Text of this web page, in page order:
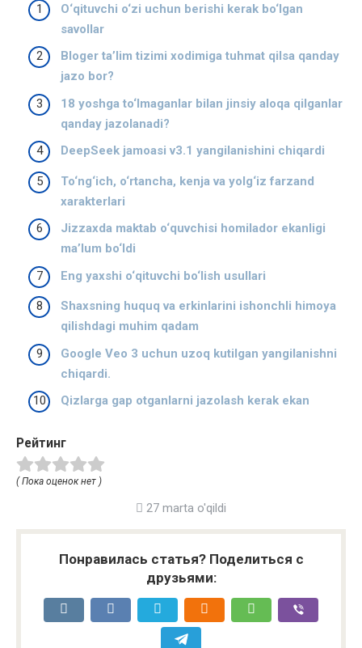
O‘qituvchi o‘zi uchun berishi kerak bo‘lgan
savollar
Bloger ta’lim tizimi xodimiga tuhmat qilsa qanday
jazo bor?
18 yoshga to‘lmaganlar bilan jinsiy aloqa qilganlar
qanday jazolanadi?
DeepSeek jamoasi v3.1 yangilanishini chiqardi
To‘ng‘ich, o‘rtancha, kenja va yolg‘iz farzand
xarakterlari
Jizzaxda maktab o‘quvchisi homilador ekanligi
ma’lum bo‘ldi
Eng yaxshi o‘qituvchi bo‘lish usullari
Shaxsning huquq va erkinlarini ishonchli himoya
qilishdagi muhim qadam
Google Veo 3 uchun uzoq kutilgan yangilanishni
chiqardi.
Qizlarga gap otganlarni jazolash kerak ekan
Рейтинг
( Пока оценок нет )
27 marta o'qildi
Понравилась статья? Поделиться с
друзьями: